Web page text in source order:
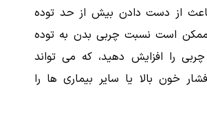
از دست دادن بیش از حد توده
است نسبت چربی بدن به توده
را افزایش دهید، که می تواند
خون بالا یا سایر بیماری ها را